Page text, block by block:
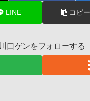
LINE コピー
川口ゲンをフォローする